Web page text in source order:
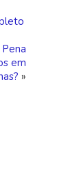
em
»